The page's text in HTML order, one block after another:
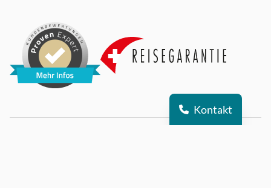
Kontakt